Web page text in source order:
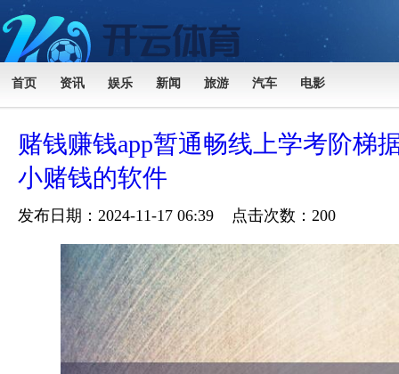
首页 资讯 娱乐 新闻 旅游 汽车 电影
赌钱赚钱app暂通畅线上学考阶梯
小赌钱的软件
发布日期：2024-11-17 06:39 点击次数：200